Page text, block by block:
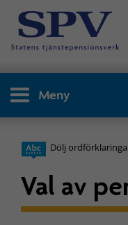
Meny
Dölj
Val av